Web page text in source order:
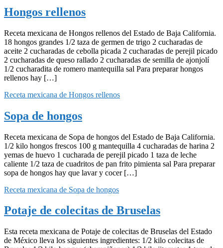
Hongos rellenos
Receta mexicana de Hongos rellenos del Estado de Baja California.
18 hongos grandes 1/2 taza de germen de trigo 2 cucharadas de
aceite 2 cucharadas de cebolla picada 2 cucharadas de perejil picado
2 cucharadas de queso rallado 2 cucharadas de semilla de ajonjolí
1/2 cucharadita de romero mantequilla sal Para preparar hongos
rellenos hay […]
Receta mexicana de Hongos rellenos
Sopa de hongos
Receta mexicana de Sopa de hongos del Estado de Baja California.
1/2 kilo hongos frescos 100 g mantequilla 4 cucharadas de harina 2
yemas de huevo 1 cucharada de perejil picado 1 taza de leche
caliente 1/2 taza de cuadritos de pan frito pimienta sal Para preparar
sopa de hongos hay que lavar y cocer […]
Receta mexicana de Sopa de hongos
Potaje de colecitas de Bruselas
Esta receta mexicana de Potaje de colecitas de Bruselas del Estado
de México lleva los siguientes ingredientes: 1/2 kilo colecitas de